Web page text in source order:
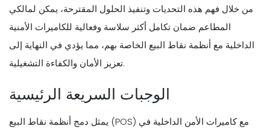
من خلال فهم هذه التحديات وتنفيذ الحلول المقترحة، يمكن لمالكي
المطاعم ضمان تكامل أكثر سلاسة وفعالية للكاميرات الأمنية
الداخلية مع أنظمة نقاط البيع الخاصة بهم، مما يؤدي في النهاية إلى
تعزيز الأمان والكفاءة التشغيلية.
الوجبات السريعة الرئيسية
يمثل دمج أنظمة نقاط البيع (POS) مع كاميرات الأمن الداخلية في